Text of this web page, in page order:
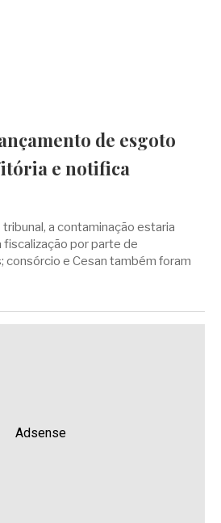
de esgoto
e notifica
a contaminação estaria
fiscalização por parte de
consórcio e Cesan também foram
Adsense